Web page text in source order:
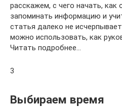
расскажем, с чего начать, как
запоминать информацию и
статья далеко не
можно использовать, как
Читать подробнее…
3
Выбираем время